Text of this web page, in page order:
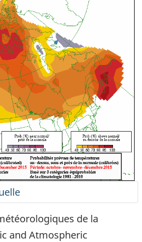
de la
and Atmospheric